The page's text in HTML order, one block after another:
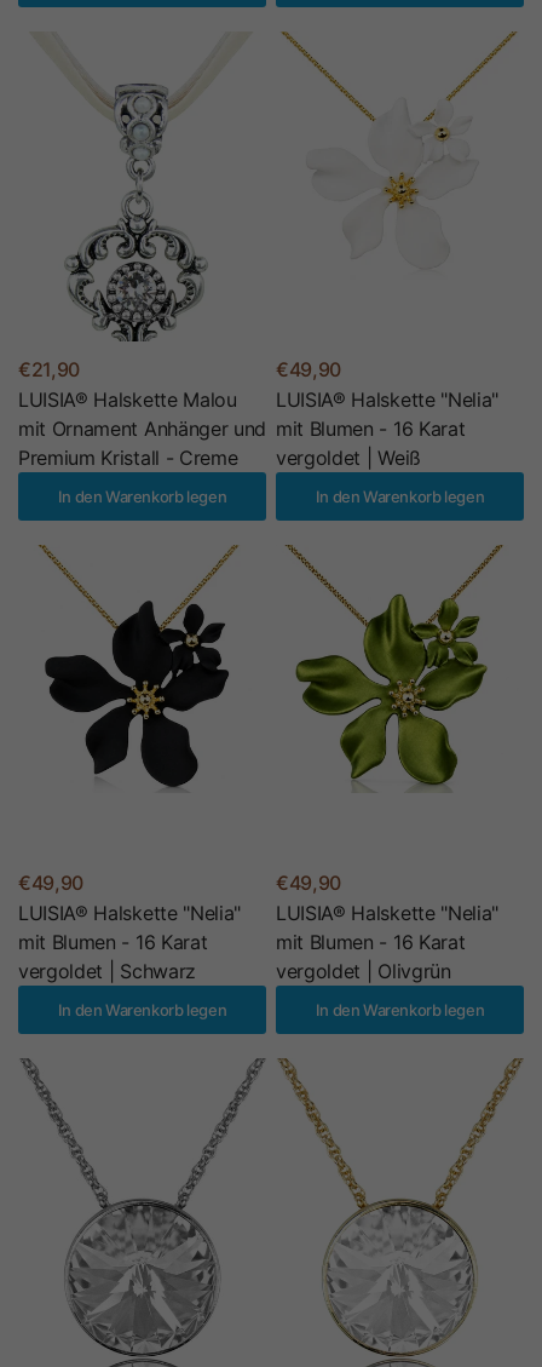
€21,90
LUISIA® Halskette Malou
mit Ornament Anhänger und
Premium Kristall - Creme
In den Warenkorb legen
€49,90
LUISIA® Halskette "Nelia"
mit Blumen - 16 Karat
vergoldet | Weiß
In den Warenkorb legen
€49,90
LUISIA® Halskette "Nelia"
mit Blumen - 16 Karat
vergoldet | Schwarz
In den Warenkorb legen
€49,90
LUISIA® Halskette "Nelia"
mit Blumen - 16 Karat
vergoldet | Olivgrün
In den Warenkorb legen